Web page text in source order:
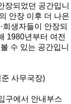
장되었던 공간입니
안장 이후 더 나은
생자들이 안장되
1980년부터 여전
수 있는 공간입니
사무국장)
구에서 안내부스